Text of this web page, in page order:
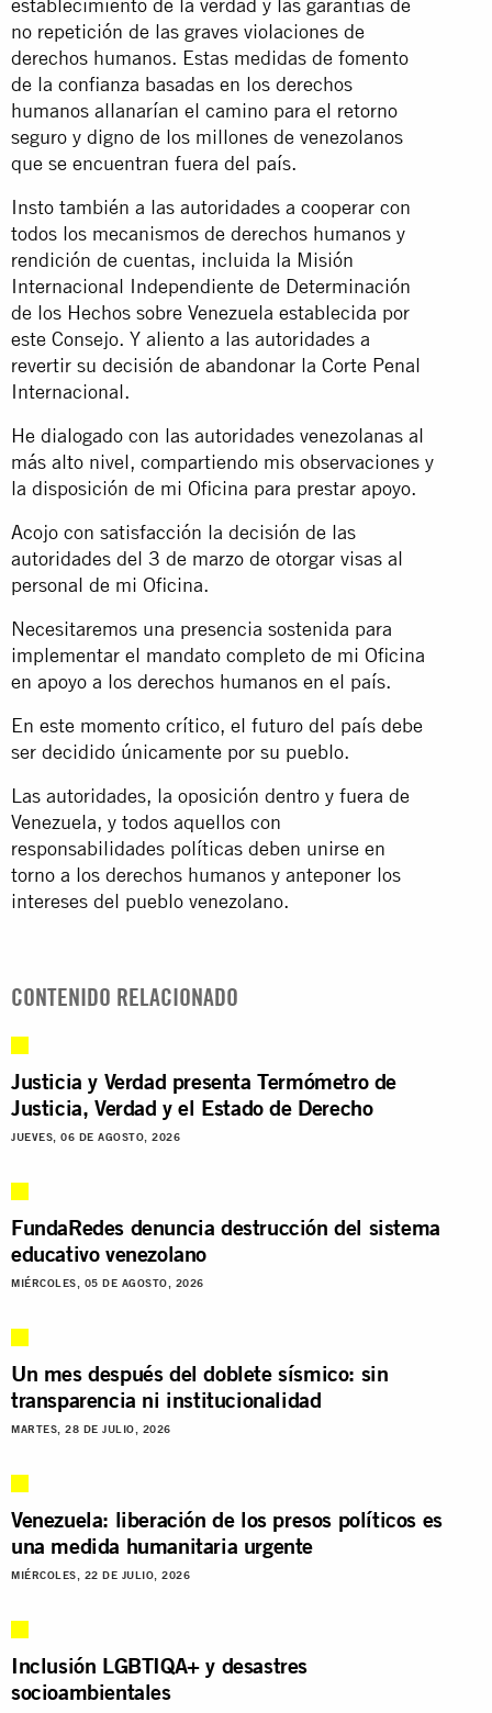
no repetición de las graves violaciones de
derechos humanos. Estas medidas de fomento
de la confianza basadas en los derechos
humanos allanarían el camino para el retorno
seguro y digno de los millones de venezolanos
que se encuentran fuera del país.
Insto también a las autoridades a cooperar con
todos los mecanismos de derechos humanos y
rendición de cuentas, incluida la Misión
Internacional Independiente de Determinación
de los Hechos sobre Venezuela establecida por
este Consejo. Y aliento a las autoridades a
revertir su decisión de abandonar la Corte Penal
Internacional.
He dialogado con las autoridades venezolanas al
más alto nivel, compartiendo mis observaciones y
la disposición de mi Oficina para prestar apoyo.
Acojo con satisfacción la decisión de las
autoridades del 3 de marzo de otorgar visas al
personal de mi Oficina.
Necesitaremos una presencia sostenida para
implementar el mandato completo de mi Oficina
en apoyo a los derechos humanos en el país.
En este momento crítico, el futuro del país debe
ser decidido únicamente por su pueblo.
Las autoridades, la oposición dentro y fuera de
Venezuela, y todos aquellos con
responsabilidades políticas deben unirse en
torno a los derechos humanos y anteponer los
intereses del pueblo venezolano.
CONTENIDO RELACIONADO
Justicia y Verdad presenta Termómetro de
Justicia, Verdad y el Estado de Derecho
JUEVES, 06 DE AGOSTO, 2026
FundaRedes denuncia destrucción del sistema
educativo venezolano
MIÉRCOLES, 05 DE AGOSTO, 2026
Un mes después del doblete sísmico: sin
transparencia ni institucionalidad
MARTES, 28 DE JULIO, 2026
Venezuela: liberación de los presos políticos es
una medida humanitaria urgente
MIÉRCOLES, 22 DE JULIO, 2026
Inclusión LGBTIQA+ y desastres
socioambientales